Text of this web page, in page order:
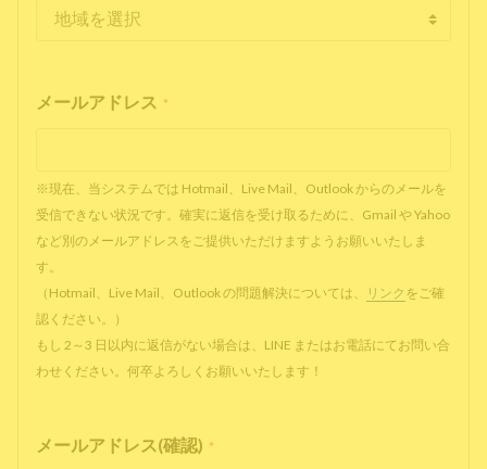
メールアドレス *
※現在、当システムでは Hotmail、Live Mail、Outlook からのメールを
受信できない状況です。確実に返信を受け取るために、Gmail や Yahoo
など別のメールアドレスをご提供いただけますようお願いいたしま
す。
（Hotmail、Live Mail、Outlook の問題解決については、
リンク をご確
認ください。）
もし 2～3 日以内に返信がない場合は、LINE またはお電話にてお問い合
わせください。何卒よろしくお願いいたします！
メールアドレス(確認) *